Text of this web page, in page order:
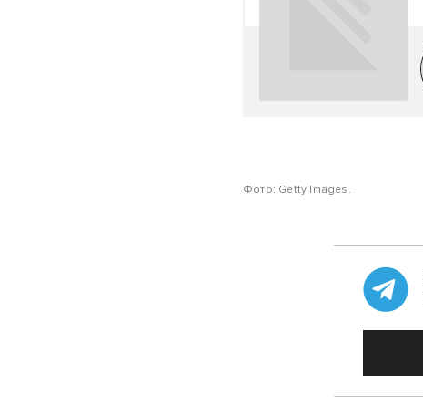
Фото: Getty Images.